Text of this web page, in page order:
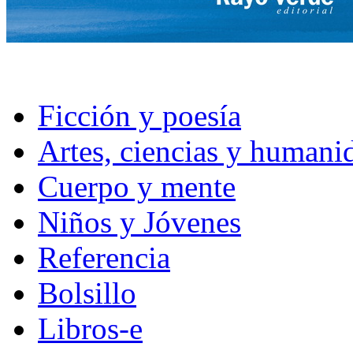
Ficción y poesía
Artes, ciencias y
Cuerpo y mente
Niños y Jóvenes
Referencia
Bolsillo
Libros-e